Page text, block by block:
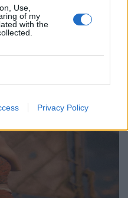
Use,
of my
with the
Privacy Policy
του γενέθλια στις 31
διεθνή σειρά εκδηλώσεων
πρεμιέρα της "Συμφωνίας